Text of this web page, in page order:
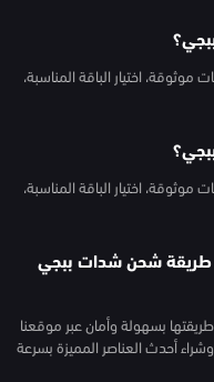
اختيار الباقة المناسبة،
اختيار الباقة المناسبة،
طريقة شحن شدات ببجي
بسهولة وأمان عبر موقعنا
أحدث العناصر المميزة بسرعة